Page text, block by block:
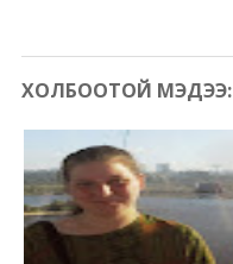
ХОЛБООТОЙ МЭДЭЭ: